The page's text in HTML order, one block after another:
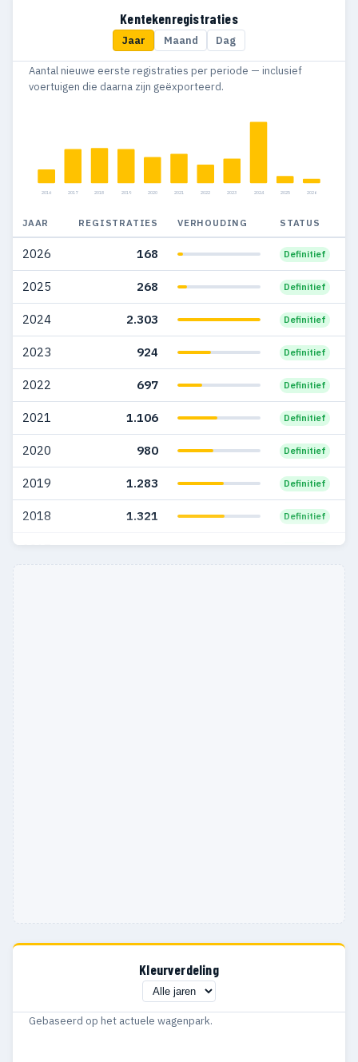
414
2014 314
2011
2009 110 34
2008 204 17
2007 162 24
2006 71 9
2005 47 11
2004 42 4
2003 45 2
2002 24 —
2001 27 1
1999 6 —
Kentekenregistraties
Jaar Maand Dag
Aantal nieuwe eerste registraties per periode — inclusief
voertuigen die daarna zijn geëxporteerd.
2016 2017 2018 2019 2020 2021 2022 2023 2024 2025 2026
JAAR REGISTRATIES VERHOUDING STATUS
2026 168 Definitief
2025 268 Definitief
2024 2.303 Definitief
2023 924 Definitief
2022 697 Definitief
2021 1.106 Definitief
2020 980 Definitief
2019 1.283 Definitief
2018 1.321 Definitief
2017 1.280
Kleurverdeling
Gebaseerd op het actuele wagenpark.